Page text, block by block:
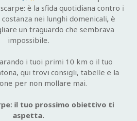
è la sfida quotidiana contro i
nei lunghi domenicali, è
un traguardo che sembrava
impossibile.
i tuoi primi 10 km o il tuo
qui trovi consigli, tabelle e la
per non mollare mai.
il tuo prossimo obiettivo ti
aspetta.